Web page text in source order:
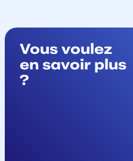
Vous voulez
en savoir plus
?